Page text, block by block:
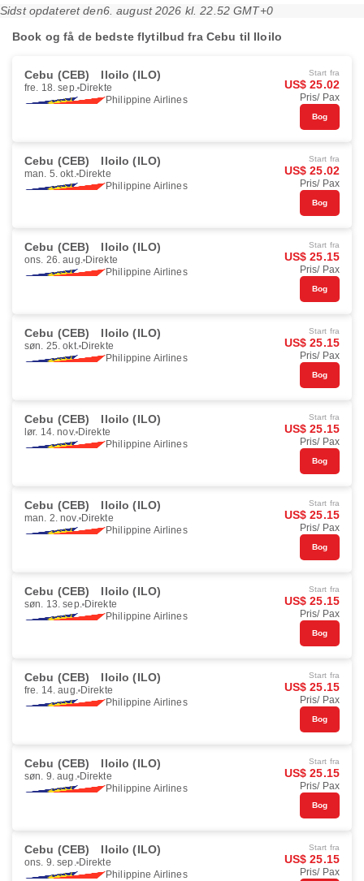
Sidst opdateret den6. august 2026 kl. 22.52 GMT+0
Book og få de bedste flytilbud fra Cebu til Iloilo
Cebu (CEB) Iloilo (ILO)
fre. 18. sep. Direkte
Philippine Airlines
Start fra
US$ 25.02
Pris/ Pax
Bog
Cebu (CEB) Iloilo (ILO)
man. 5. okt. Direkte
Philippine Airlines
Start fra
US$ 25.02
Pris/ Pax
Bog
Cebu (CEB) Iloilo (ILO)
ons. 26. aug. Direkte
Philippine Airlines
Start fra
US$ 25.15
Pris/ Pax
Bog
Cebu (CEB) Iloilo (ILO)
søn. 25. okt. Direkte
Philippine Airlines
Start fra
US$ 25.15
Pris/ Pax
Bog
Cebu (CEB) Iloilo (ILO)
lør. 14. nov. Direkte
Philippine Airlines
Start fra
US$ 25.15
Pris/ Pax
Bog
Cebu (CEB) Iloilo (ILO)
man. 2. nov. Direkte
Philippine Airlines
Start fra
US$ 25.15
Pris/ Pax
Bog
Cebu (CEB) Iloilo (ILO)
søn. 13. sep. Direkte
Philippine Airlines
Start fra
US$ 25.15
Pris/ Pax
Bog
Cebu (CEB) Iloilo (ILO)
fre. 14. aug. Direkte
Philippine Airlines
Start fra
US$ 25.15
Pris/ Pax
Bog
Cebu (CEB) Iloilo (ILO)
søn. 9. aug. Direkte
Philippine Airlines
Start fra
US$ 25.15
Pris/ Pax
Bog
Cebu (CEB) Iloilo (ILO)
ons. 9. sep. Direkte
Philippine Airlines
Start fra
US$ 25.15
Pris/ Pax